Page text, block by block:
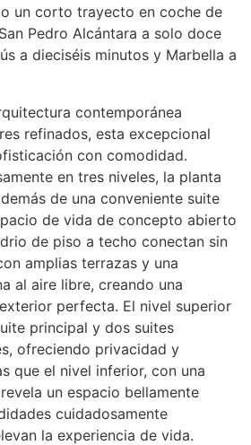
un corto trayecto en coche de
Pedro Alcántara a solo doce
a dieciséis minutos y Marbella a
contemporánea
refinados, esta excepcional
con comodidad.
en tres niveles, la planta
de una conveniente suite
de vida de concepto abierto
de piso a techo conectan sin
amplias terrazas y una
al aire libre, creando una
perfecta. El nivel superior
principal y dos suites
ofreciendo privacidad y
que el nivel inferior, con una
un espacio bellamente
cuidadosamente
la experiencia de vida.